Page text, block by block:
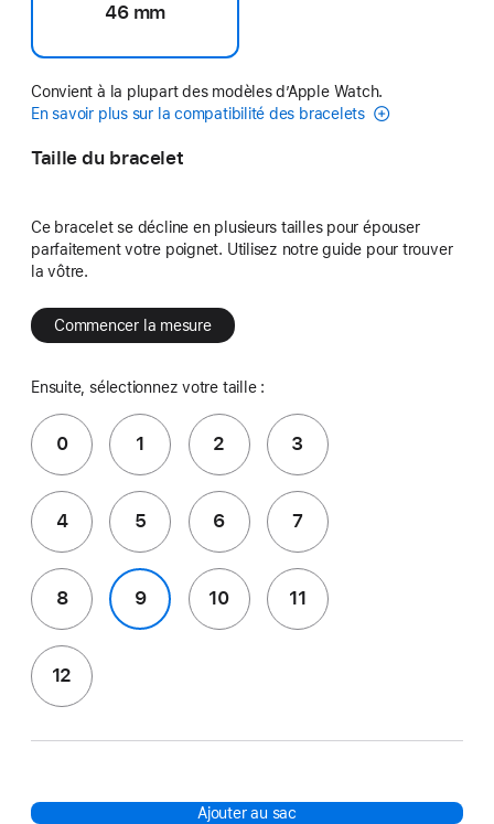
46 mm
Convient à la plupart des modèles d’Apple Watch.
En savoir plus sur la compatibilité des bracelets
Taille du bracelet
Ce bracelet se décline en plusieurs tailles pour épouser
parfaitement votre poignet. Utilisez notre guide pour trouver
la vôtre.
Commencer la mesure
Ensuite, sélectionnez votre taille :
0 1 2 3
4 5 6 7
8 9 10 11
12
Ajouter au sac